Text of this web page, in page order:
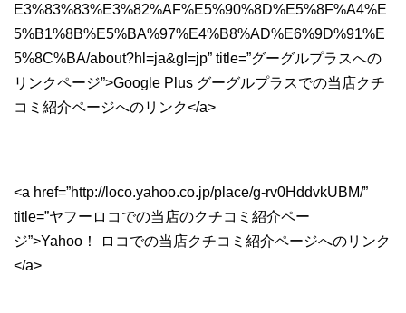
E3%83%83%E3%82%AF%E5%90%8D%E5%8F%A4%E
5%B1%8B%E5%BA%97%E4%B8%AD%E6%9D%91%E
5%8C%BA/about?hl=ja&gl=jp” title=”グーグルプラスへの
リンクページ”>Google Plus グーグルプラスでの当店クチ
コミ紹介ページへのリンク</a>
<a href=”http://loco.yahoo.co.jp/place/g-rv0HddvkUBM/”
title=”ヤフーロコでの当店のクチコミ紹介ペー
ジ”>Yahoo！ ロコでの当店クチコミ紹介ページへのリンク
</a>